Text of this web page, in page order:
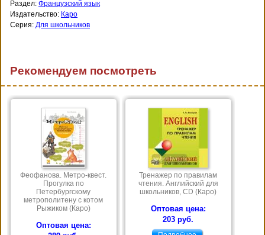
Раздел: Французский язык
Издательство: Каро
Серия: Для школьников
Рекомендуем посмотреть
Феофанова. Метро-квест.
Прогулка по
Петербургскому
метрополитену с котом
Рыжиком (Каро)
Оптовая цена:
Тренажер по правилам
чтения. Английский для
школьников, CD (Каро)
Оптовая цена:
203 руб.